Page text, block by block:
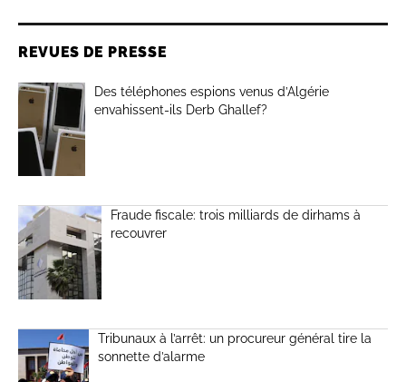
REVUES DE PRESSE
Des téléphones espions venus d’Algérie
envahissent-ils Derb Ghallef?
Fraude fiscale: trois milliards de dirhams à
recouvrer
Tribunaux à l’arrêt: un procureur général tire la
sonnette d’alarme